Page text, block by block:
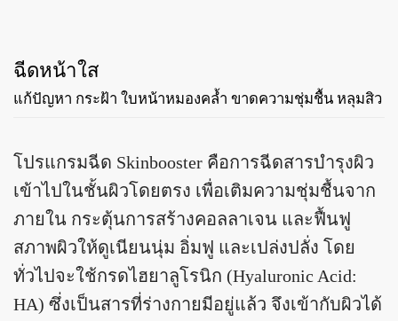
ฉีดหน้าใส
แก้ปัญหา กระฝ้า ใบหน้าหมองคล้ำ ขาดความชุ่มชื้น หลุมสิว
โปรแกรมฉีด Skinbooster คือการฉีดสารบำรุงผิว
เข้าไปในชั้นผิวโดยตรง เพื่อเติมความชุ่มชื้นจาก
ภายใน กระตุ้นการสร้างคอลลาเจน และฟื้นฟู
สภาพผิวให้ดูเนียนนุ่ม อิ่มฟู และเปล่งปลั่ง โดย
ทั่วไปจะใช้กรดไฮยาลูโรนิก (Hyaluronic Acid:
HA) ซึ่งเป็นสารที่ร่างกายมีอยู่แล้ว จึงเข้ากับผิวได้